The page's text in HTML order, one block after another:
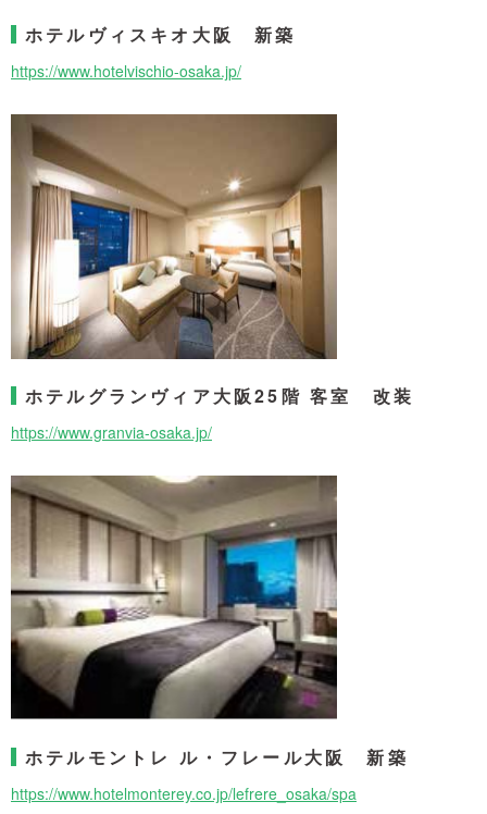
ホテルヴィスキオ大阪 新築
https://www.hotelvischio-osaka.jp/
ホテルグランヴィア大阪25階 客室 改装
https://www.granvia-osaka.jp/
ホテルモントレ ル・フレール大阪 新築
https://www.hotelmonterey.co.jp/lefrere_osaka/spa